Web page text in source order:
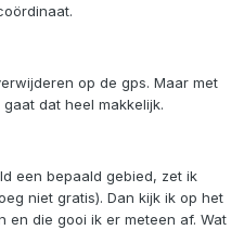
op de gps. Maar met
dat heel makkelijk.
een bepaald gebied, zet ik
niet gratis). Dan kijk ik op het
en die gooi ik er meteen af. Wat